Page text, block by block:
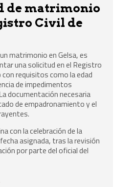
de matrimonio
Civil de
matrimonio en Gelsa, es
una solicitud en el Registro
con requisitos como la edad
de impedimentos
documentación necesaria
de empadronamiento y el
con la celebración de la
asignada, tras la revisión
por parte del oficial del